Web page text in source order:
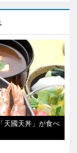
天國天丼」が食べ